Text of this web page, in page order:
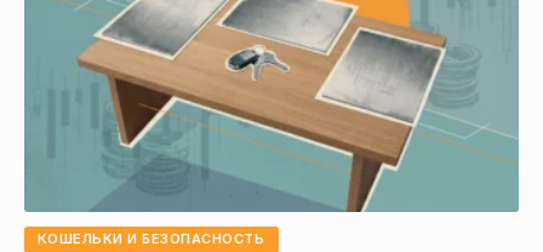
КОШЕЛЬКИ И БЕЗОПАСНОСТЬ